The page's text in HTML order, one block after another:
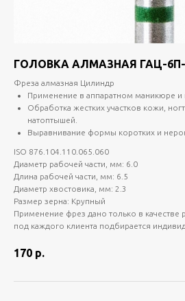
ГОЛОВКА АЛМАЗНАЯ ГАЦ-6П-
Фреза алмазная Цилиндр
Применение в аппаратном маникюре и
Обработка жестких участков кожи,
натоптышей.
Выравнивание формы коротких и
ISO 876.104.110.065.060
Диаметр рабочей части, мм: 6.0
Длина рабочей части, мм: 6.5
Диаметр хвостовика, мм: 2.3
Размер зерна: Крупный
Применение фрез дано только в качестве
под каждого клиента подбирается
170 р.